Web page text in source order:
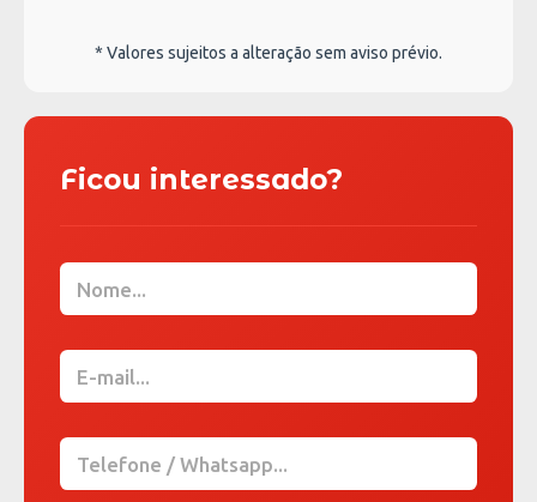
* Valores sujeitos a alteração sem aviso prévio.
Ficou interessado?